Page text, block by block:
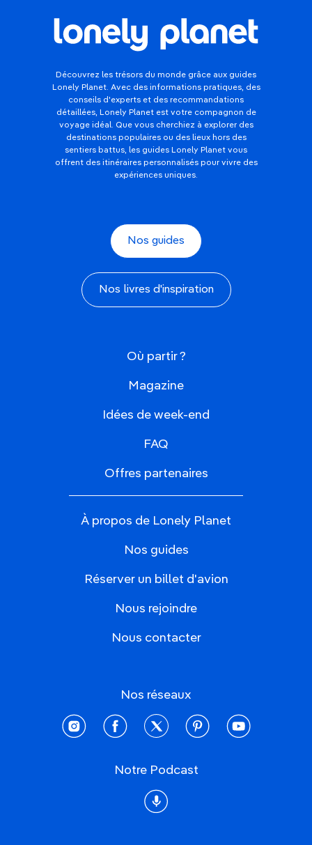
Découvrez les trésors du monde grâce aux guides
Lonely Planet. Avec des informations pratiques, des
conseils d'experts et des recommandations
détaillées, Lonely Planet est votre compagnon de
voyage idéal. Que vous cherchiez à explorer des
destinations populaires ou des lieux hors des
sentiers battus, les guides Lonely Planet vous
offrent des itinéraires personnalisés pour vivre des
expériences uniques.
Nos guides
Nos livres d'inspiration
Où partir ?
Magazine
Idées de week-end
FAQ
Offres partenaires
À propos de Lonely Planet
Nos guides
Réserver un billet d'avion
Nous rejoindre
Nous contacter
Nos réseaux
instagramfacebooktwitter pinterestyoutube
Notre Podcast
Podcast